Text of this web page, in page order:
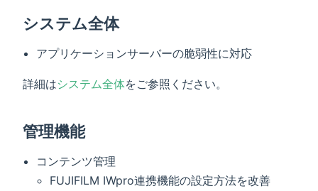
システム全体
アプリケーションサーバーの脆弱性に対応
詳細はシステム全体をご参照ください。
管理機能
コンテンツ管理
FUJIFILM IWpro連携機能の設定方法を改善